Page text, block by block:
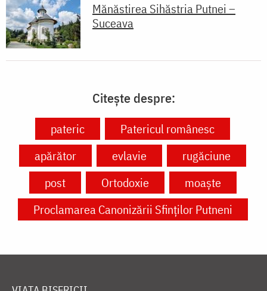
Mănăstirea Sihăstria Putnei –
Suceava
Citește despre:
pateric
Patericul românesc
apărător
evlavie
rugăciune
post
Ortodoxie
moaște
Proclamarea Canonizării Sfinților Putneni